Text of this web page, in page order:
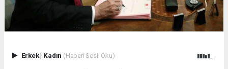
Erkek| Kadın (Haberi Sesli Oku)